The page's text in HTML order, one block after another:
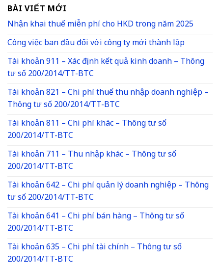
BÀI VIẾT MỚI
Nhận khai thuế miễn phí cho HKD trong năm 2025
Công việc ban đầu đối với công ty mới thành lập
Tài khoản 911 – Xác định kết quả kinh doanh – Thông
tư số 200/2014/TT-BTC
Tài khoản 821 – Chi phí thuế thu nhập doanh nghiệp –
Thông tư số 200/2014/TT-BTC
Tài khoản 811 – Chi phí khác – Thông tư số
200/2014/TT-BTC
Tài khoản 711 – Thu nhập khác – Thông tư số
200/2014/TT-BTC
Tài khoản 642 – Chi phí quản lý doanh nghiệp – Thông
tư số 200/2014/TT-BTC
Tài khoản 641 – Chi phí bán hàng – Thông tư số
200/2014/TT-BTC
Tài khoản 635 – Chi phí tài chính – Thông tư số
200/2014/TT-BTC